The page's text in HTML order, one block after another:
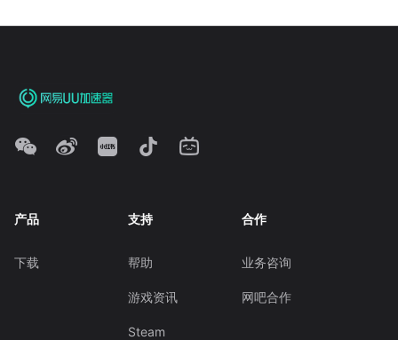
产品
下载
支持
帮助
游戏资讯
Steam
合作
业务咨询
网吧合作